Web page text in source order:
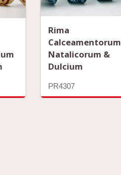
Rima
Calceamentorum
Natalicorum &
Dulcium
PR4307